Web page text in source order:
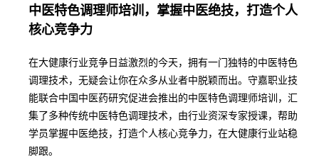
中医特色调理师培训，掌握中医绝技，打造个人
核心竞争力
在大健康行业竞争日益激烈的今天，拥有一门独特的中医特色
调理技术，无疑会让你在众多从业者中脱颖而出。守嘉职业技
能联合中国中医药研究促进会推出的中医特色调理师培训，汇
集了多种传统中医特色调理技术，由行业资深专家授课，帮助
学员掌握中医绝技，打造个人核心竞争力，在大健康行业站稳
脚跟。